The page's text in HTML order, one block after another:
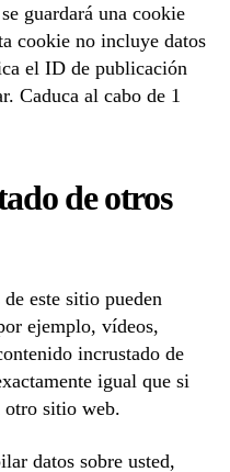
guardará una cookie
cookie no incluye datos
el ID de publicación
Caduca al cabo de 1
de otros
este sitio pueden
ejemplo, vídeos,
incrustado de
igual que si
otro sitio web.
datos sobre usted,